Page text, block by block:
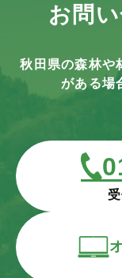
お問
秋田県の森林や
がある場